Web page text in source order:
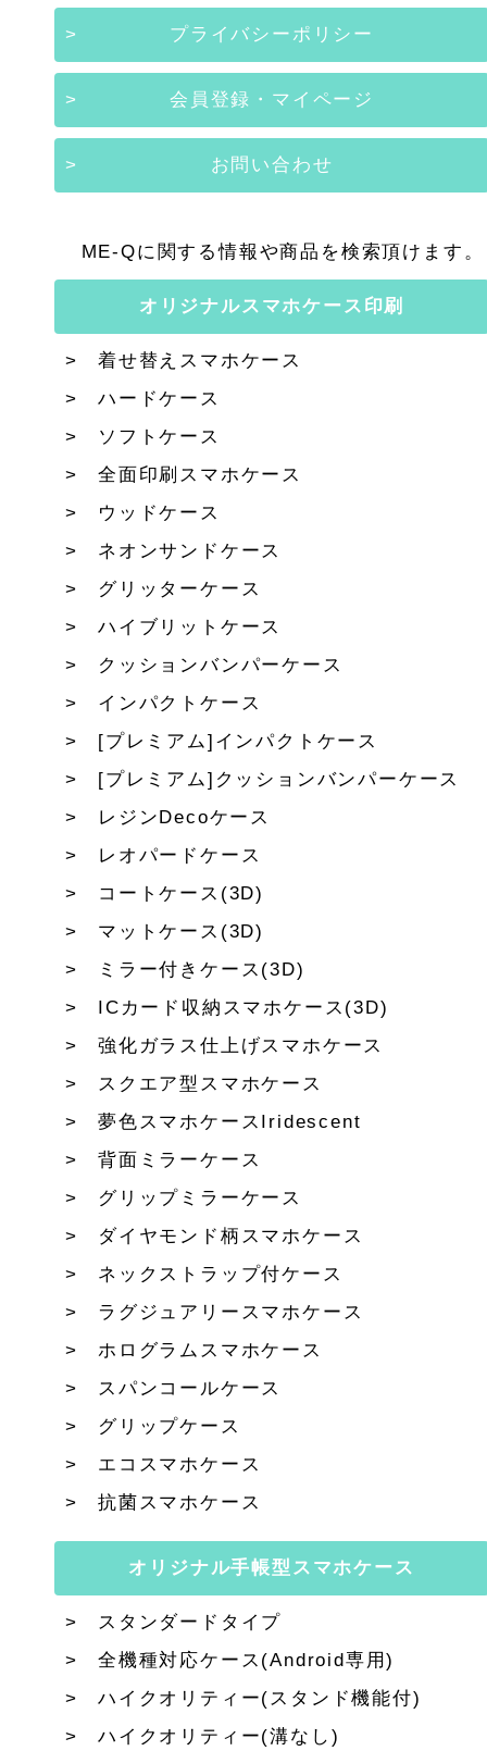
プライバシーポリシー
会員登録・マイページ
お問い合わせ
ME-Qに関する情報や商品を検索頂けます。
オリジナルスマホケース印刷
着せ替えスマホケース
ハードケース
ソフトケース
全面印刷スマホケース
ウッドケース
ネオンサンドケース
グリッターケース
ハイブリットケース
クッションバンパーケース
インパクトケース
[プレミアム]インパクトケース
[プレミアム]クッションバンパーケース
レジンDecoケース
レオパードケース
コートケース(3D)
マットケース(3D)
ミラー付きケース(3D)
ICカード収納スマホケース(3D)
強化ガラス仕上げスマホケース
スクエア型スマホケース
夢色スマホケースIridescent
背面ミラーケース
グリップミラーケース
ダイヤモンド柄スマホケース
ネックストラップ付ケース
ラグジュアリースマホケース
ホログラムスマホケース
スパンコールケース
グリップケース
エコスマホケース
抗菌スマホケース
オリジナル手帳型スマホケース
スタンダードタイプ
全機種対応ケース(Android専用)
ハイクオリティー(スタンド機能付)
ハイクオリティー(溝なし)